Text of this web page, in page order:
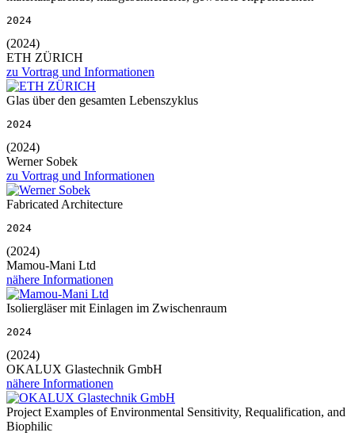
2024
(2024)
ETH ZÜRICH
zu Vortrag und Informationen
Glas über den gesamten Lebenszyklus
2024
(2024)
Werner Sobek
zu Vortrag und Informationen
Fabricated Architecture
2024
(2024)
Mamou-Mani Ltd
nähere Informationen
Isoliergläser mit Einlagen im Zwischenraum
2024
(2024)
OKALUX Glastechnik GmbH
nähere Informationen
Project Examples of Environmental Sensitivity, Requalification, and
Biophilic